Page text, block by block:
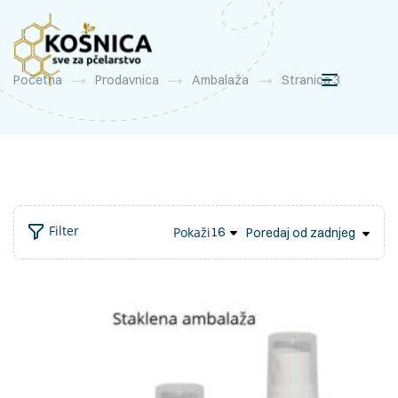
Početna Prodavnica Ambalaža Stranica 3
Filter Pokaži